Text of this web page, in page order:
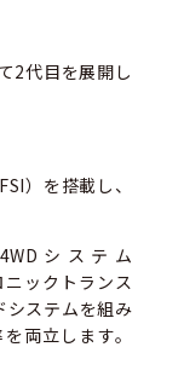
2代目を展開し
）を搭載し、
システム
ックトランス
システムを組み
両立します。